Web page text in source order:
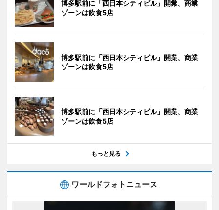
博多駅前に「西日本シティビル」開業、商業
ゾーンは飲食5店
博多駅前に「西日本シティビル」開業、商業
ゾーンは飲食5店
博多駅前に「西日本シティビル」開業、商業
ゾーンは飲食5店
もっと見る
ワールドフォトニュース